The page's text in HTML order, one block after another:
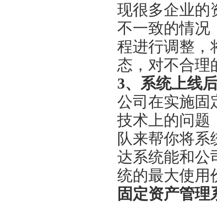
现很多企业的
不一致的情况
程进行调整，
态， 对不合理
3、 系统上线
公司在实施 固
技术上的问题
队来帮你将系
达系统能和公
统的最大使用
固定资产管理